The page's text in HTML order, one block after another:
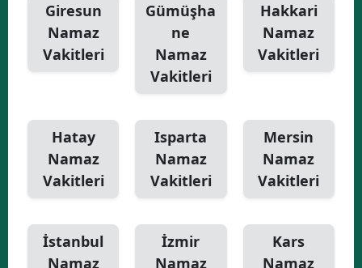
Giresun
Namaz
Vakitleri
Gümüşha
ne
Namaz
Vakitleri
Hakkari
Namaz
Vakitleri
Hatay
Namaz
Vakitleri
Isparta
Namaz
Vakitleri
Mersin
Namaz
Vakitleri
İstanbul
Namaz
İzmir
Namaz
Kars
Namaz